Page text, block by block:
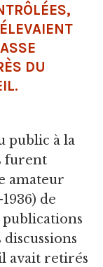
DU
public à la
furent
amateur
de
publications
avait retirés